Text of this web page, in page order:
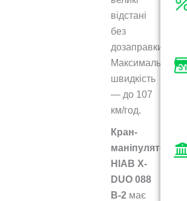
відстані
без
дозаправки.
Максимальна
швидкість
— до 107
км/год.
Кран-
маніпулятор
HIAB X-
DUO 088
B-2 має